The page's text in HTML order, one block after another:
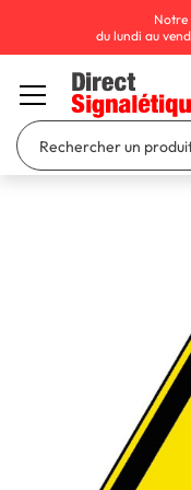
Notre
du lundi au